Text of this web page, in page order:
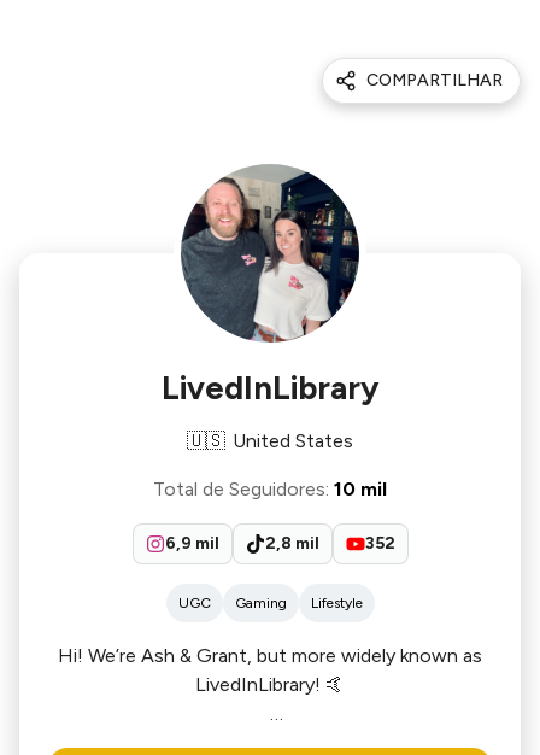
COMPARTILHAR
LivedInLibrary
🇺🇸 United States
Total de Seguidores: 10 mil
6,9 mil 2,8 mil 352
UGC Gaming Lifestyle
Hi! We’re Ash & Grant, but more widely known as
LivedInLibrary! 🤙
We’re a lowkey, high energy married couple making